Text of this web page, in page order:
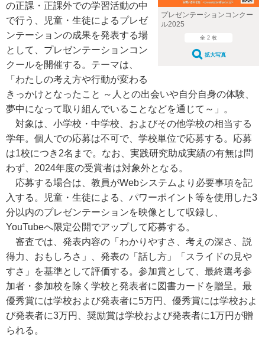
プレゼンテーションコンクー
ル2025
全 2 枚
拡大写真
の正課・正課外での学習活動の中
で行う、児童・生徒によるプレゼ
ンテーションの成果を発表する場
として、プレゼンテーションコン
クールを開催する。テーマは、
「わたしの考え方や行動が変わる
きっかけとなったこと ～人との出会いや自分自身の体験、
夢中になって取り組んでいることなどを通じて～」。
対象は、小学校・中学校、およびその他学校の相当する
学年。個人での応募は不可で、学校単位で応募する。応募
は1校につき2名まで。なお、実践研究助成実績の有無は問
わず、2024年度の受賞者は対象外となる。
応募する場合は、教員がWebシステムより必要事項を記
入する。児童・生徒による、パワーポイント等を使用した3
分以内のプレゼンテーションを映像として収録し、
YouTubeへ限定公開でアップして応募する。
審査では、発表内容の「わかりやすさ、考えの深さ、説
得力、おもしろさ」、発表の「話し方」「スライドの見や
すさ」を基準として評価する。参加賞として、最終選考参
加者・参加校を除く学校と発表者に図書カードを贈呈。最
優秀賞には学校および発表者に5万円、優秀賞には学校およ
び発表者に3万円、奨励賞は学校および発表者に1万円が贈
られる。